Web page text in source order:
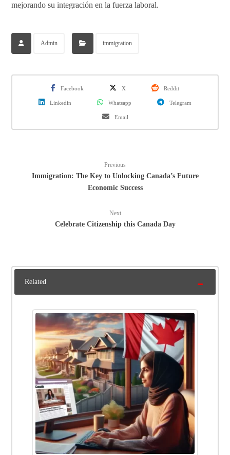
mejorando su integración en la fuerza laboral.
Admin immigration
Facebook X Reddit
Linkedin Whatsapp Telegram
Email
Previous
Immigration: The Key to Unlocking Canada’s Future
Economic Success
Next
Celebrate Citizenship this Canada Day
Related